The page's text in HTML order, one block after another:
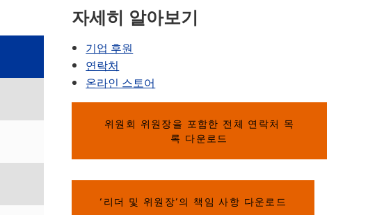
TIPS276 (차별·괴롭힘·성희롱 신고)
자원봉사자
자세히 알아보기
기업 후원
연락처
온라인 스토어
위원회 위원장을 포함한 전체 연락처 목
록 다운로드
‘리더 및 위원장’의 책임 사항 다운로드